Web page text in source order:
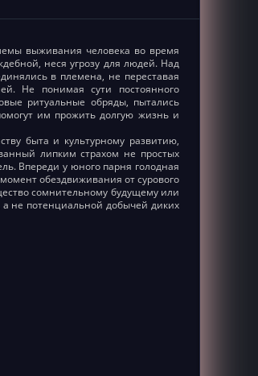
выживания человека во время
неся угрозу для людей. Над
в племена, не переставая
Не понимая сути постоянного
ритуальные обряды, пытались
им прожить долгую жизнь и
быта и культурному развитию,
липким страхом не простых
Впереди у юного парня голодная
обездвиживания от сурового
сомнительному будущему или
не потенциальной добычей диких